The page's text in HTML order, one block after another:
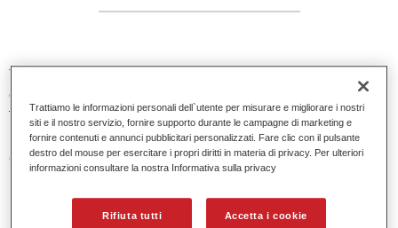
Tinta base convenzionale con eccezionale potere riempitivo
e buona opacità. Si distingue per l’ottimo punto tinta e per la
facilità di sfumatura. Ideale per riparazioni professionali.
Caratteristiche del prodotto
Colori pastello, metallizzati e perlati.
Eccellenti proprietà di riempimento.
Trattiamo le informazioni personali dell`utente per misurare e migliorare i nostri
siti e il nostro servizio, fornire supporto durante le campagne di marketing e
fornire contenuti e annunci pubblicitari personalizzati. Fare clic con il pulsante
destro del mouse per esercitare i propri diritti in materia di privacy. Per ulteriori
informazioni consultare la nostra Informativa sulla privacy
Rifiuta tutti Accetta i cookie